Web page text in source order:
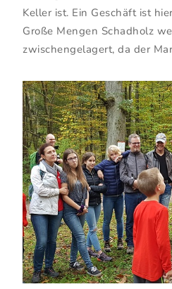
Keller ist. Ein Geschäft ist
Große Mengen Schadholz
zwischengelagert, da der